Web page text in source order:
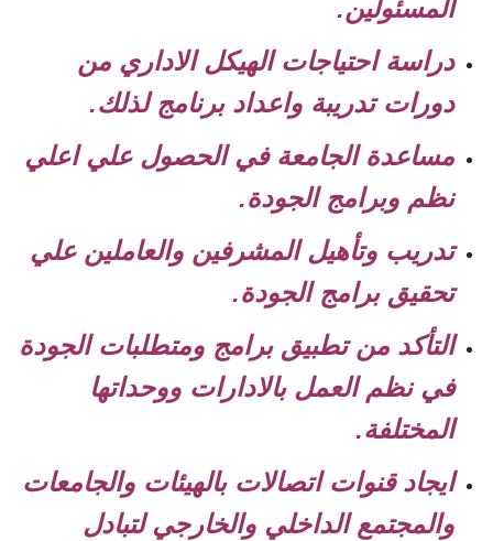
المسئولين.
دراسة احتياجات الهيكل الاداري من
دورات تدريبة واعداد برنامج لذلك.
مساعدة الجامعة في الحصول علي اعلي
نظم وبرامج الجودة.
تدريب وتأهيل المشرفين والعاملين علي
تحقيق برامج الجودة.
التأكد من تطبيق برامج ومتطلبات الجودة
في نظم العمل بالادارات ووحداتها
المختلفة.
ايجاد قنوات اتصالات بالهيئات والجامعات
والمجتمع الداخلي والخارجي لتبادل